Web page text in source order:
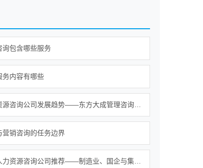
询包含哪些服务
务内容有哪些
营销咨询的任务边界